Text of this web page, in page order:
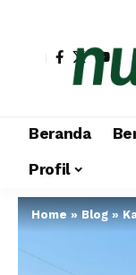
Beranda
Profil
Home»Blog»